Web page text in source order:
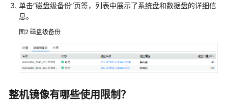
询
像
创
类
单击“磁盘级备份”页签，列表中展示了系统盘和数据盘的详细信
息。
图2 磁盘级备份
整机镜像有哪些使用限制？